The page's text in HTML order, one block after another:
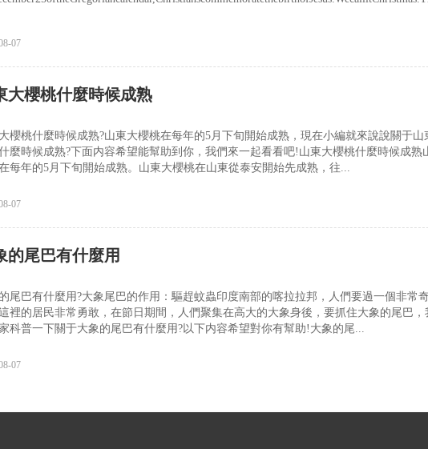
07
大櫻桃什麼時候成熟
櫻桃什麼時候成熟?山東大櫻桃在每年的5月下旬開始成熟，現在小編就來說說關于山
麼時候成熟?下面内容希望能幫助到你，我們來一起看看吧!山東大櫻桃什麼時候成熟
每年的5月下旬開始成熟。山東大櫻桃在山東從泰安開始先成熟，往...
07
的尾巴有什麼用
尾巴有什麼用?大象尾巴的作用：驅趕蚊蟲印度南部的喀拉拉邦，人們要過一個非常
裡的居民非常勇敢，在節日期間，人們聚集在高大的大象身後，要抓住大象的尾巴，
科普一下關于大象的尾巴有什麼用?以下内容希望對你有幫助!大象的尾...
07